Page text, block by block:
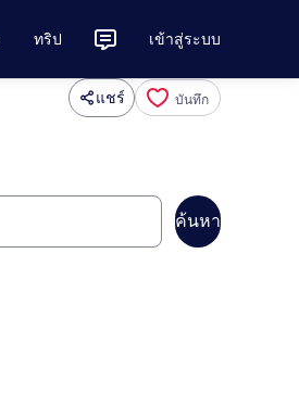
ทริป เข้าสู่ระบบ
แชร์ บันทึก
ค้นหา